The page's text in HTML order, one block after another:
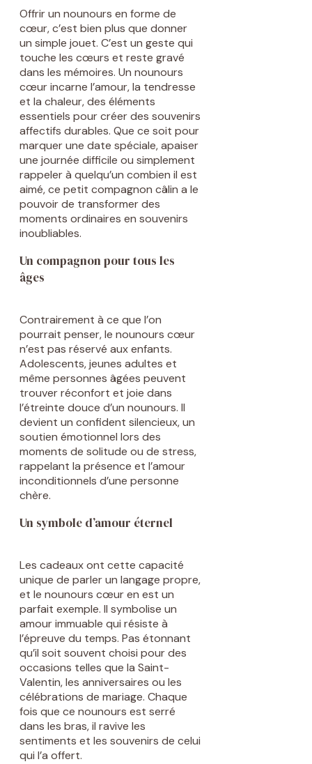
Offrir un nounours en forme de
cœur, c’est bien plus que donner
un simple jouet. C’est un geste qui
touche les cœurs et reste gravé
dans les mémoires. Un nounours
cœur incarne l’amour, la tendresse
et la chaleur, des éléments
essentiels pour créer des souvenirs
affectifs durables. Que ce soit pour
marquer une date spéciale, apaiser
une journée difficile ou simplement
rappeler à quelqu’un combien il est
aimé, ce petit compagnon câlin a le
pouvoir de transformer des
moments ordinaires en souvenirs
inoubliables.
Un compagnon pour tous les
âges
Contrairement à ce que l’on
pourrait penser, le nounours cœur
n’est pas réservé aux enfants.
Adolescents, jeunes adultes et
même personnes âgées peuvent
trouver réconfort et joie dans
l’étreinte douce d’un nounours. Il
devient un confident silencieux, un
soutien émotionnel lors des
moments de solitude ou de stress,
rappelant la présence et l’amour
inconditionnels d’une personne
chère.
Un symbole d’amour éternel
Les cadeaux ont cette capacité
unique de parler un langage propre,
et le nounours cœur en est un
parfait exemple. Il symbolise un
amour immuable qui résiste à
l’épreuve du temps. Pas étonnant
qu’il soit souvent choisi pour des
occasions telles que la Saint-
Valentin, les anniversaires ou les
célébrations de mariage. Chaque
fois que ce nounours est serré
dans les bras, il ravive les
sentiments et les souvenirs de celui
qui l’a offert.